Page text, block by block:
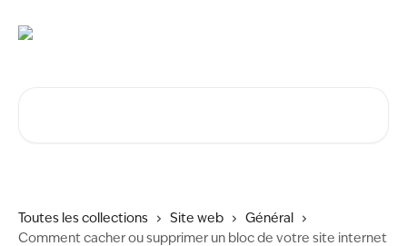
Toutes les collections Site web
Général
Comment cacher ou supprimer un bloc de votre site internet